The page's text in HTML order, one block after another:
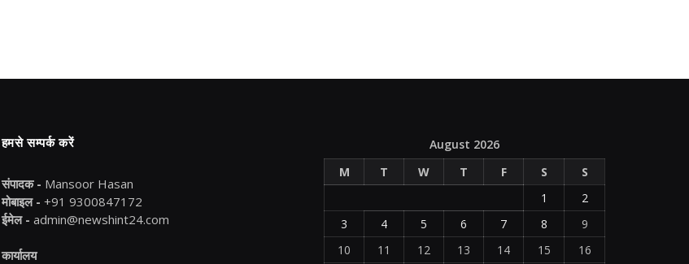
हमसे सम्पर्क करें
संपादक - Mansoor Hasan
मोबाइल - +91 9300847172
ईमेल - admin@newshint24.com
कार्यालय
August 2026
M
T W T F S
S
1
2
3
4 5 6 7 8
9
10
11 12 13 14 15
16